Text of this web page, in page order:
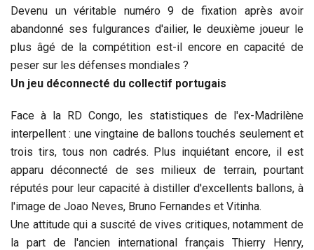
Devenu un véritable numéro 9 de fixation après avoir
abandonné ses fulgurances d'ailier, le deuxième joueur le
plus âgé de la compétition est-il encore en capacité de
peser sur les défenses mondiales ?
Un jeu déconnecté du collectif portugais
Face à la RD Congo, les statistiques de l'ex-Madrilène
interpellent : une vingtaine de ballons touchés seulement et
trois tirs, tous non cadrés. Plus inquiétant encore, il est
apparu déconnecté de ses milieux de terrain, pourtant
réputés pour leur capacité à distiller d'excellents ballons, à
l'image de Joao Neves, Bruno Fernandes et Vitinha.
Une attitude qui a suscité de vives critiques, notamment de
la part de l'ancien international français Thierry Henry,